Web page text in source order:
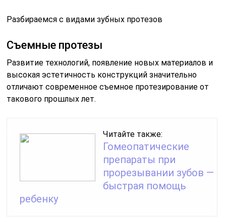
Разбираемся с видами зубных протезов
Съемные протезы
Развитие технологий, появление новых материалов и
высокая эстетичность конструкций значительно
отличают современное съемное протезирование от
такового прошлых лет.
Читайте также:
Гомеопатические
препараты при
прорезывании зубов —
быстрая помощь
ребенку